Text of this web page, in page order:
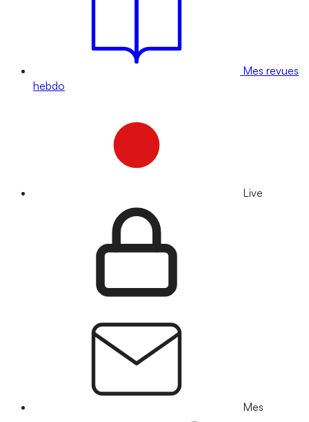
Mes revues
hebdo
Live
Mes